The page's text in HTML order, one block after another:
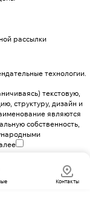
рассылки
технологии.
текстовую,
структуру, дизайн и
являются
собственность,
Контакты